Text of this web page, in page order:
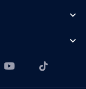
expand_more
expand_more